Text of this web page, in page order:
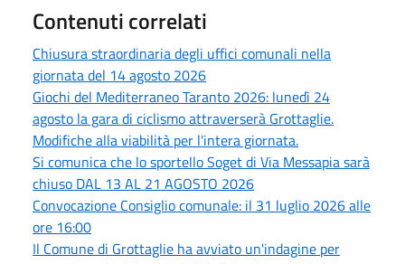
Contenuti correlati
Chiusura straordinaria degli uffici comunali nella
giornata del 14 agosto 2026
Giochi del Mediterraneo Taranto 2026: lunedì 24
agosto la gara di ciclismo attraverserà Grottaglie.
Modifiche alla viabilità per l'intera giornata.
Si comunica che lo sportello Soget di Via Messapia sarà
chiuso DAL 13 AL 21 AGOSTO 2026
Convocazione Consiglio comunale: il 31 luglio 2026 alle
ore 16:00
Il Comune di Grottaglie ha avviato un'indagine per